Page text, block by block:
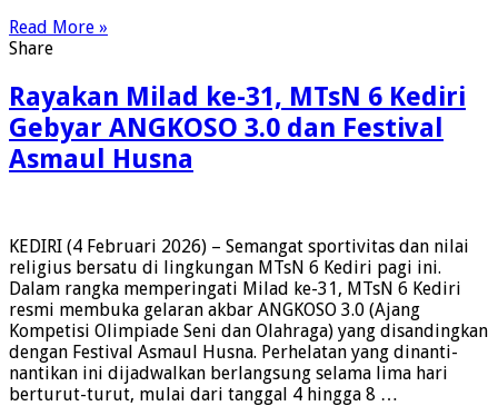
Read More »
Share
Rayakan Milad ke-31, MTsN 6 Kediri
Gebyar ANGKOSO 3.0 dan Festival
Asmaul Husna
KEDIRI (4 Februari 2026) – Semangat sportivitas dan nilai
religius bersatu di lingkungan MTsN 6 Kediri pagi ini.
Dalam rangka memperingati Milad ke-31, MTsN 6 Kediri
resmi membuka gelaran akbar ANGKOSO 3.0 (Ajang
Kompetisi Olimpiade Seni dan Olahraga) yang disandingkan
dengan Festival Asmaul Husna. ​Perhelatan yang dinanti-
nantikan ini dijadwalkan berlangsung selama lima hari
berturut-turut, mulai dari tanggal 4 hingga 8 …